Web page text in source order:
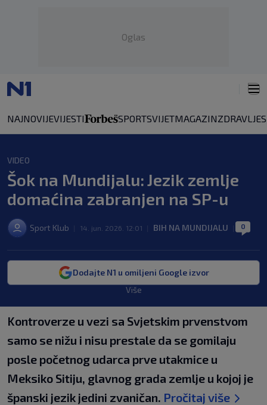
Oglas
NAJNOVIJEVIJESTI SPORTSVIJETMAGAZINZDRAVLJE
VIDEO
Šok na Mundijalu: Jezik zemlje
domaćina zabranjen na SP-u
Sport Klub 14. jun. 2026. 12:01 BIH NA MUNDIJALU 0
Dodajte N1 u omiljeni Google izvor
Više
Kontroverze u vezi sa Svjetskim prvenstvom
samo se nižu i nisu prestale da se gomilaju
posle početnog udarca prve utakmice u
Meksiko Sitiju, glavnog grada zemlje u kojoj je
španski jezik jedini zvaničan. Pročitaj više